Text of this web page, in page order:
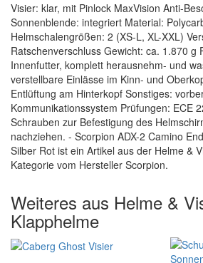
Visier: klar, mit Pinlock MaxVision Anti-
Sonnenblende: integriert Material:
Helmschalengrößen: 2 (XS-L, XL-XXL)
Ratschenverschluss Gewicht: ca. 1.870 g
Innenfutter, komplett herausnehm- und
verstellbare Einlässe im Kinn- und
Entlüftung am Hinterkopf Sonstiges:
Kommunikationssystem Prüfungen: ECE
Schrauben zur Befestigung des
nachziehen. - Scorpion ADX-2 Camino
Silber Rot ist ein Artikel aus der Helme &
Kategorie vom Hersteller Scorpion.
Weiteres aus Helme &
Klapphelme